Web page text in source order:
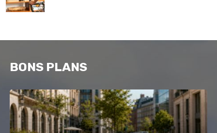
BONS PLANS